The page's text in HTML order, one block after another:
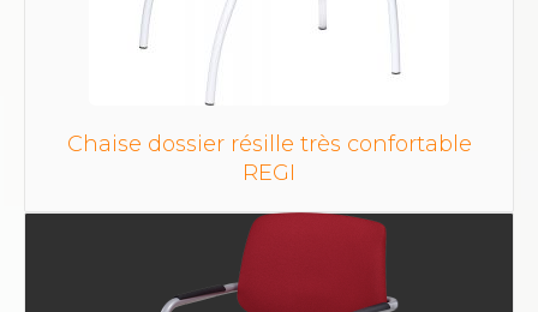
Chaise dossier résille très confortable
REGI